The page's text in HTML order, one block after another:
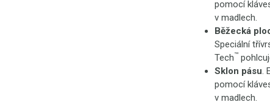
pomocí
v madlech.
Běžecká
Speciální
Tech™
Sklon pásu.
pomocí
v madlech.